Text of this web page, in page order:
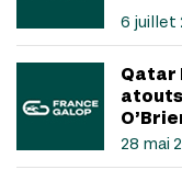
6 juillet
Qatar
28 mai